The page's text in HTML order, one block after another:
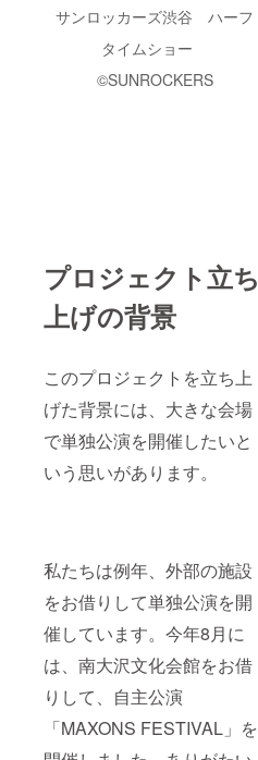
サンロッカーズ渋谷 ハーフ
タイムショー
©️SUNROCKERS
プロジェクト立ち
上げの背景
このプロジェクトを立ち上
げた背景には、大きな会場
で単独公演を開催したいと
いう思いがあります。
私たちは例年、外部の施設
をお借りして単独公演を開
催しています。今年8月に
は、南大沢文化会館をお借
りして、自主公演
「MAXONS FESTIVAL」を